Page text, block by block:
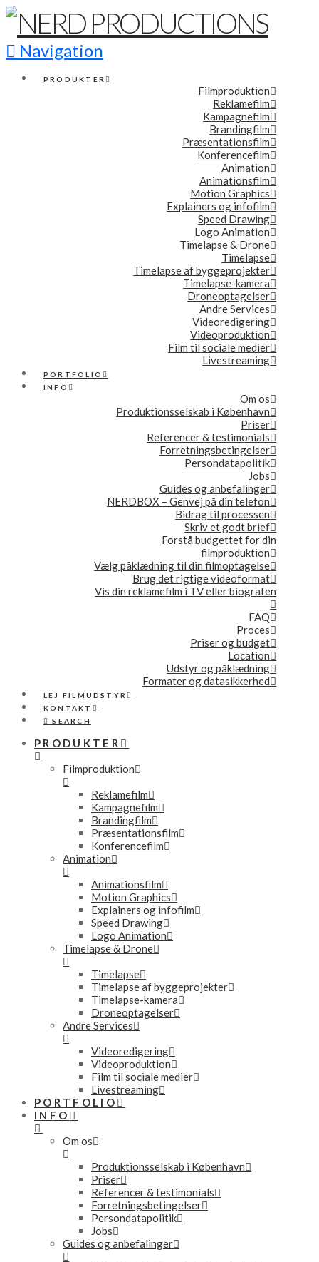
Navigation
PRODUKTER
Filmproduktion
Reklamefilm
Kampagnefilm
Brandingfilm
Præsentationsfilm
Konferencefilm
Animation
Animationsfilm
Motion Graphics
Explainers og infofilm
Speed Drawing
Logo Animation
Timelapse & Drone
Timelapse
Timelapse af byggeprojekter
Timelapse-kamera
Droneoptagelser
Andre Services
Videoredigering
Videoproduktion
Film til sociale medier
Livestreaming
PORTFOLIO
INFO
Om os
Produktionsselskab i København
Priser
Referencer & testimonials
Forretningsbetingelser
Persondatapolitik
Jobs
Guides og anbefalinger
NERDBOX – Genvej på din telefon
Bidrag til processen
Skriv et godt brief
Forstå budgettet for din
filmproduktion
Vælg påklædning til din filmoptagelse
Brug det rigtige videoformat
Vis din reklamefilm i TV eller biografen
FAQ
Proces
Priser og budget
Location
Udstyr og påklædning
Formater og datasikkerhed
LEJ FILMUDSTYR
KONTAKT
SEARCH
PRODUKTER
Filmproduktion
Reklamefilm
Kampagnefilm
Brandingfilm
Præsentationsfilm
Konferencefilm
Animation
Animationsfilm
Motion Graphics
Explainers og infofilm
Speed Drawing
Logo Animation
Timelapse & Drone
Timelapse
Timelapse af byggeprojekter
Timelapse-kamera
Droneoptagelser
Andre Services
Videoredigering
Videoproduktion
Film til sociale medier
Livestreaming
PORTFOLIO
INFO
Om os
Produktionsselskab i København
Priser
Referencer & testimonials
Forretningsbetingelser
Persondatapolitik
Jobs
Guides og anbefalinger